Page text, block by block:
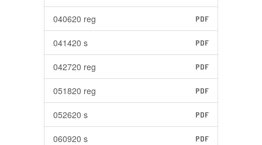
040620 reg PDF
041420 s PDF
042720 reg PDF
051820 reg PDF
052620 s PDF
060920 s PDF